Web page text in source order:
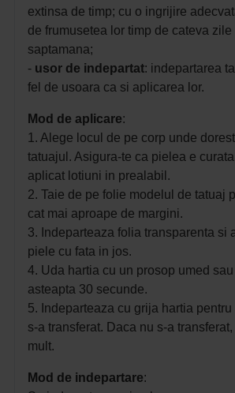
extinsa de timp; cu o ingrijire
de frumusetea lor timp de cateva zile
saptamana;
- usor de indepartat: indepartarea
fel de usoara ca si aplicarea lor.
Mod de aplicare:
1. Alege locul de pe corp unde
tatuajul. Asigura-te ca pielea e
aplicat lotiuni in prealabil.
2. Taie de pe folie modelul de tatuaj
cat mai aproape de margini.
3. Indeparteaza folia transparenta si
piele cu fata in jos.
4. Uda hartia cu un prosop umed
asteapta 30 secunde.
5. Indeparteaza cu grija hartia
s-a transferat. Daca nu s-a
mult.
Mod de indepartare: